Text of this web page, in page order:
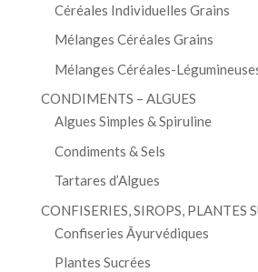
Céréales Individuelles Grains
Mélanges Céréales Grains
Mélanges Céréales-
CONDIMENTS – ALGUES
Algues Simples & Spiruline
Condiments & Sels
Tartares d’Algues
CONFISERIES, SIROPS, PLANTES
Confiseries Āyurvédiques
Plantes Sucrées